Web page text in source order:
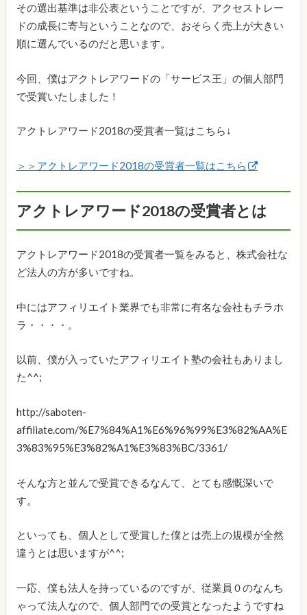
その選出基準は非公表ということですが、アクセストレー
ドの成長に寄与ということなので、おそらく売上が大きい
順に選んでいるのだと思います。
今回、僕はアクトレアワードの「サービス王」の個人部門
で受賞いたしました！
アクトレアワード2018の受賞者一覧はこちら↓
＞＞アクトレアワード2018の受賞者一覧はこちら
アクトレアワード2018の受賞者とは
アクトレアワード2018の受賞者一覧をみると、株式会社な
ど法人の方が多いですね。
中にはアフィリエイト業界でも非常に有名な会社もチラホ
ラ・・・・。
以前、僕が入っていたアフィリエイト塾の会社もありまし
た^^;
http://saboten-
affiliate.com/%E7%84%A1%E6%96%99%E3%82%AA%E
3%83%95%E3%82%A1%E3%83%BC/3361/
そんな方と並んで受賞できるなんて、とても感慨深いで
す。
といっても、個人として受賞した僕とは売上の規模が全然
違うとは思いますが^^;
一応、僕も法人を持っているのですが、従業員０のなんち
ゃって法人なので、個人部門での受賞となったようですね